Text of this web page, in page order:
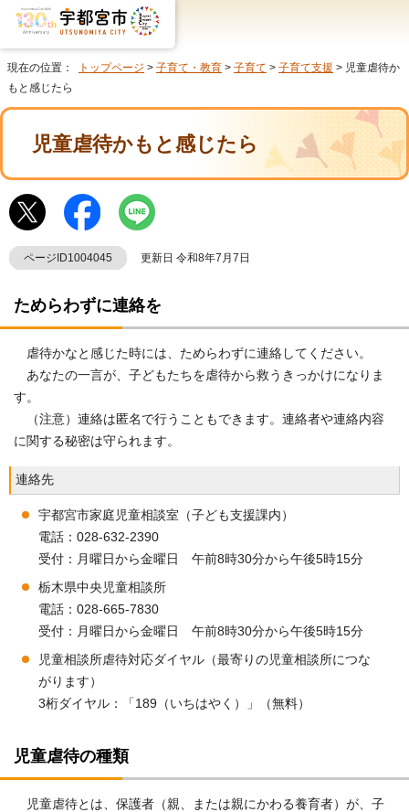
現在の位置： トップページ > 子育て・教育 > 子育て > 子育て支援 > 児童虐待か
もと感じたら
児童虐待かもと感じたら
ページID1004045 更新日 令和8年7月7日
ためらわずに連絡を
虐待かなと感じた時には、ためらわずに連絡してください。
あなたの一言が、子どもたちを虐待から救うきっかけになりま
す。
（注意）連絡は匿名で行うこともできます。連絡者や連絡内容
に関する秘密は守られます。
連絡先
宇都宮市家庭児童相談室（子ども支援課内）
電話：028-632-2390
受付：月曜日から金曜日 午前8時30分から午後5時15分
栃木県中央児童相談所
電話：028-665-7830
受付：月曜日から金曜日 午前8時30分から午後5時15分
児童相談所虐待対応ダイヤル（最寄りの児童相談所につな
がります）
3桁ダイヤル：「189（いちはやく）」（無料）
児童虐待の種類
児童虐待とは、保護者（親、または親にかわる養育者）が、子